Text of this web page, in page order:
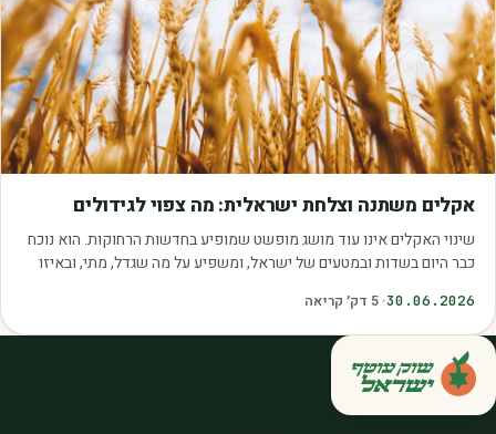
אקלים משתנה וצלחת ישראלית: מה צפוי לגידולים
שינוי האקלים אינו עוד מושג מופשט שמופיע בחדשות הרחוקות. הוא נוכח
כבר היום בשדות ובמטעים של ישראל, ומשפיע על מה שגדל, מתי, ובאיזו
30.06.2026
·
5 דק׳ קריאה